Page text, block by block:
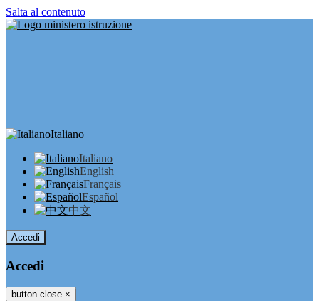
Salta al contenuto
Italiano
Italiano
English
Français
Español
中文
Accedi
Accedi
button close ×